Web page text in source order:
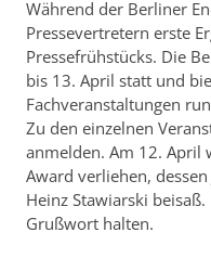
Während der Berliner
Pressevertretern erste
Pressefrühstücks. Die
bis 13. April statt und
Fachveranstaltungen
Zu den einzelnen
anmelden. Am 12. April
Award verliehen,
Heinz Stawiarski
Grußwort halten.